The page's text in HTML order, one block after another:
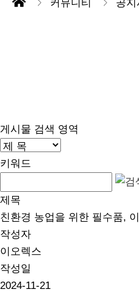
커뮤니티 공
게시물 검색 영역
키워드
제목
친환경 농업을 위한 필수품,
작성자
이오렉스
작성일
2024-11-21